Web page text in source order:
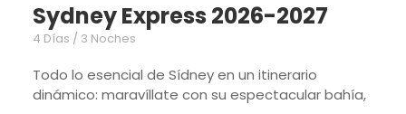
Nueva Zelanda Isla del Norte
clásica 2026 – 2027
6 Días / 5 Noches
Este itinerario explora el lado más cálido de